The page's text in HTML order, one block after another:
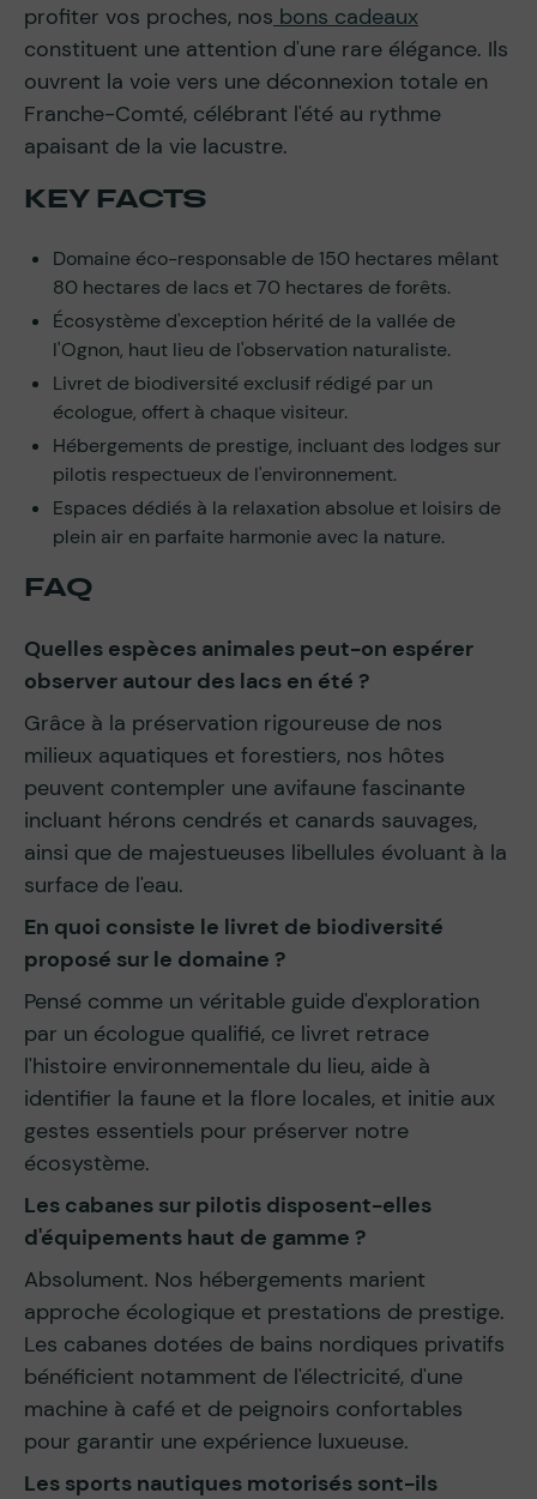
profiter vos proches, nos bons cadeaux
constituent une attention d'une rare élégance. Ils
ouvrent la voie vers une déconnexion totale en
Franche-Comté, célébrant l'été au rythme
apaisant de la vie lacustre.
KEY FACTS
Domaine éco-responsable de 150 hectares mêlant
80 hectares de lacs et 70 hectares de forêts.
Écosystème d'exception hérité de la vallée de
l'Ognon, haut lieu de l'observation naturaliste.
Livret de biodiversité exclusif rédigé par un
écologue, offert à chaque visiteur.
Hébergements de prestige, incluant des lodges sur
pilotis respectueux de l'environnement.
Espaces dédiés à la relaxation absolue et loisirs de
plein air en parfaite harmonie avec la nature.
FAQ
Quelles espèces animales peut-on espérer
observer autour des lacs en été ?
Grâce à la préservation rigoureuse de nos
milieux aquatiques et forestiers, nos hôtes
peuvent contempler une avifaune fascinante
incluant hérons cendrés et canards sauvages,
ainsi que de majestueuses libellules évoluant à la
surface de l'eau.
En quoi consiste le livret de biodiversité
proposé sur le domaine ?
Pensé comme un véritable guide d'exploration
par un écologue qualifié, ce livret retrace
l'histoire environnementale du lieu, aide à
identifier la faune et la flore locales, et initie aux
gestes essentiels pour préserver notre
écosystème.
Les cabanes sur pilotis disposent-elles
d'équipements haut de gamme ?
Absolument. Nos hébergements marient
approche écologique et prestations de prestige.
Les cabanes dotées de bains nordiques privatifs
bénéficient notamment de l'électricité, d'une
machine à café et de peignoirs confortables
pour garantir une expérience luxueuse.
Les sports nautiques motorisés sont-ils